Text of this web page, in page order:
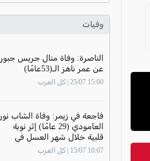
وفيات
الناصرة: وفاة منال جريس جبور
عن عمر ناهز الـ(53عامًا)
15:00 25/07 | كل العرب
فاجعة في زيمر: وفاة الشاب نور
العامودي (29 عامًا) إثر نوبة
قلبية خلال شهر العسل في
تايلاند
10:07 15/07 | كل العرب